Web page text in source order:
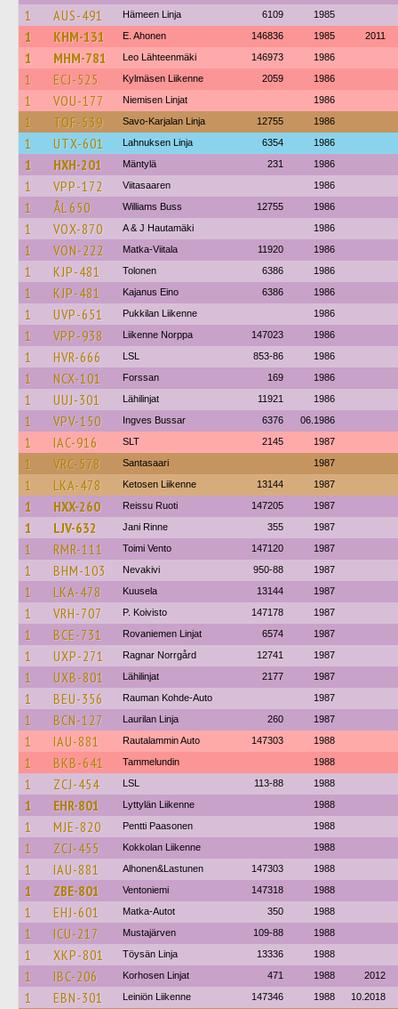
1
AUS-491 Hämeen Linja 6109 1985
1 KHM-131 E. Ahonen 146836 1985 2011
1 MHM-781 Leo Lähteenmäki 146973 1986
1 ECJ-525 Kylmäsen Liikenne 2059 1986
1 VOU-177 Niemisen Linjat 1986
1 TOF-539 Savo-Karjalan Linja 12755 1986
1 UTX-601 Lahnuksen Linja 6354 1986
1 HXH-201 Mäntylä 231 1986
1 VPP-172 Viitasaaren 1986
1 ÅL 650 Williams Buss 12755 1986
1 VOX-870 A & J Hautamäki 1986
1 VON-222 Matka-Viitala 11920 1986
1 KJP-481 Tolonen 6386 1986
1 KJP-481 Kajanus Eino 6386 1986
1 UVP-651 Pukkilan Liikenne 1986
1 VPP-938 Liikenne Norppa 147023 1986
1 HVR-666 LSL 853-86 1986
1 NCX-101 Forssan 169 1986
1 UUJ-301 Lähilinjat 11921 1986
1 VPV-150 Ingves Bussar 6376 06.1986
1 IAC-916 SLT 2145 1987
1 VRC-578 Santasaari 1987
1 LKA-478 Ketosen Liikenne 13144 1987
1 HXX-260 Reissu Ruoti 147205 1987
1 LJV-632 Jani Rinne 355 1987
1 RMR-111 Toimi Vento 147120 1987
1 BHM-103 Nevakivi 950-88 1987
1 LKA-478 Kuusela 13144 1987
1 VRH-707 P. Koivisto 147178 1987
1 BCE-731 Rovaniemen Linjat 6574 1987
1 UXP-271 Ragnar Norrgård 12741 1987
1 UXB-801 Lähilinjat 2177 1987
1 BEU-356 Rauman Kohde-Auto 1987
1 BCN-127 Laurilan Linja 260 1987
1 IAU-881 Rautalammin Auto 147303 1988
1 BKB-641 Tammelundin 1988
1 ZCJ-454 LSL 113-88 1988
1 EHR-801 Lyttylän Liikenne 1988
1 MJE-820 Pentti Paasonen 1988
1 ZCJ-455 Kokkolan Liikenne 1988
1 IAU-881 Alhonen&Lastunen 147303 1988
1 ZBE-801 Ventoniemi 147318 1988
1 EHJ-601 Matka-Autot 350 1988
1 ICU-217 Mustajärven 109-88 1988
1 XKP-801 Töysän Linja 13336 1988
1 IBC-206 Korhosen Linjat 471 1988 2012
1 EBN-301 Leiniön Liikenne 147346 1988 10.2018